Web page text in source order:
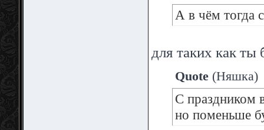
А в чём тогда
для таких как
Quote (Няшка)
С праздником
но поменьше